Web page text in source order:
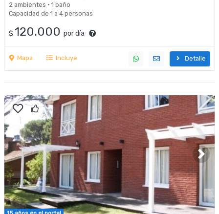
2 ambientes · 1 baño
Capacidad de 1 a 4 personas
$ 120.000 por día
Mapa Incluye Detalle